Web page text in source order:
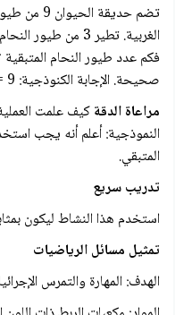
تضم
الغربية. تطير 3 من
صحيحة. الإجابة الكنوذجية: 9 = 3+ 6: إذا 6 هي إجابة صحيحة.
مراعاة الدقةكيف علمت
النموذجية: أعلم أنه يجب
المتبقي.
تدريب سريع
استخدم هذا النشاط ليكون
تمثيل مسائل الرياضيات
الهدف: المهارة والتمرس